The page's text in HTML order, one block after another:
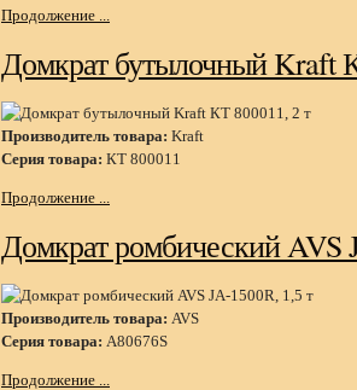
Продолжение ...
Домкрат бутылочный Kraft
Производитель товара: Kraft
Серия товара: КТ 800011
Продолжение ...
Домкрат ромбический AVS
Производитель товара: AVS
Серия товара: A80676S
Продолжение ...